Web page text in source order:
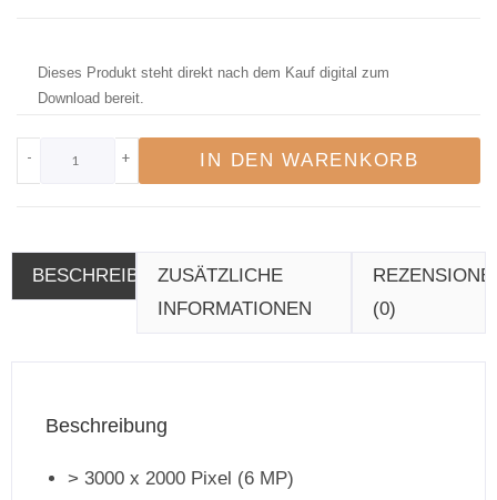
Dieses Produkt steht direkt nach dem Kauf digital zum
Download bereit.
- + IN DEN WARENKORB
BESCHREIBUNGZUSÄTZLICHE
INFORMATIONEN
(0)
Beschreibung
> 3000 x 2000 Pixel (6 MP)